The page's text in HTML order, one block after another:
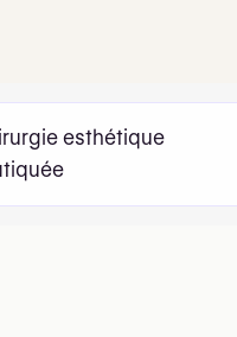
esthétique